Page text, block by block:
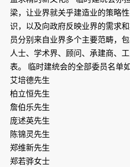
梁，让业界就关乎建造业的策略
识，以及向政府反映业界的需求
员分别来自业界多个主要范畴，
人士、学术界、顾问、承建商、
表。 临时建统会的全部委员名单
艾培德先生
柏立恒先生
詹伯乐先生
庞述英先生
陈锦灵先生
郑维新先生
郑若骅女士